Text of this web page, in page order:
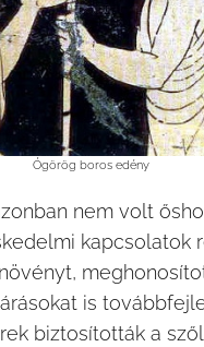
Ógörög boros edény
nem volt
kapcsolatok
is
biztosították a